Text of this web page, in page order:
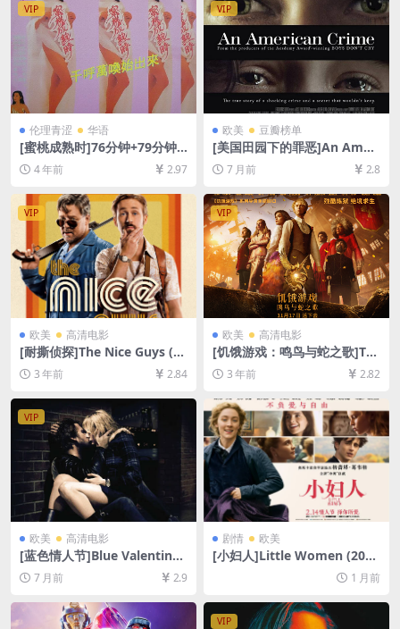
VIP
伦理青涩 华语
[蜜桃成熟时]76分钟+79分钟
特别版 蜜桃成熟時 (1993)[百
度网盘+迅雷云盘资源1080P
超清未删减][MP4/6.3GB][粤
语中字/国语中字]【手机无法
在线播放，请下载防和谐压缩
包（含解压密码）】
4 年前 2.97
VIP
欧美 豆瓣榜单
[美国田园下的罪恶]An Ameri
can Crime (2007)[百度网盘
+夸克网盘1080P超清未删减
资源][网盘在线播放/下载][MP
4/6GB][中文字幕]
7 月前 2.8
VIP
欧美 高清电影
[耐撕侦探]The Nice Guys (20
16)[百度网盘+夸克网盘1080P
超清未删减资源][网盘在线播
放/下载][MP4/7.1GB][中英字
幕]
3 年前 2.84
VIP
欧美 高清电影
[饥饿游戏：鸣鸟与蛇之歌]Th
e Hunger Games: The Balla
d of Songbirds & Snakes (2
023)[百度网盘+夸克网盘1080
P超清未删减资源][网盘在线播
放/下载][MP4/10GB][中英字
幕]
3 年前 2.82
VIP
欧美 高清电影
[蓝色情人节]Blue Valentine
(2010)[百度网盘+夸克网盘10
80P超清未删减资源][网盘在
线播放/下载][MP4/6.8GB][中
英字幕]
7 月前 2.9
剧情 欧美
[小妇人]Little Women (201
9)[百度网盘+夸克网盘1080P
超清未删减资源][网盘在线播
放/下载][MP4/9GB][中英字
幕]
1 月前
VIP